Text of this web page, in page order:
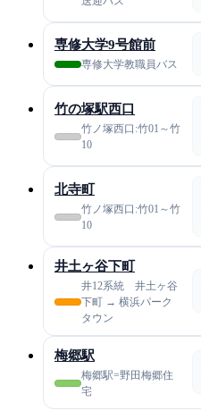
専修大学9号館前
専修大学教職員バス
竹の塚駅西口
竹ノ塚西口:竹01～竹
10
北寺町
竹ノ塚西口:竹01～竹
10
井土ヶ谷下町
井12系統 井土ヶ谷
下町 → 横浜パーク
タウン
梅郷駅
梅郷駅=野田梅郷住
宅